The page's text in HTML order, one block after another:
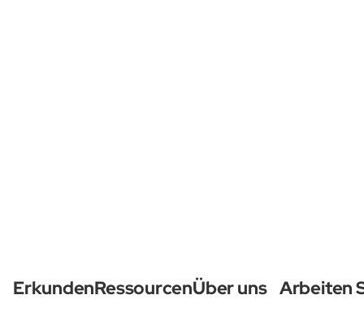
ErkundenRessourcenÜber uns Arbeiten